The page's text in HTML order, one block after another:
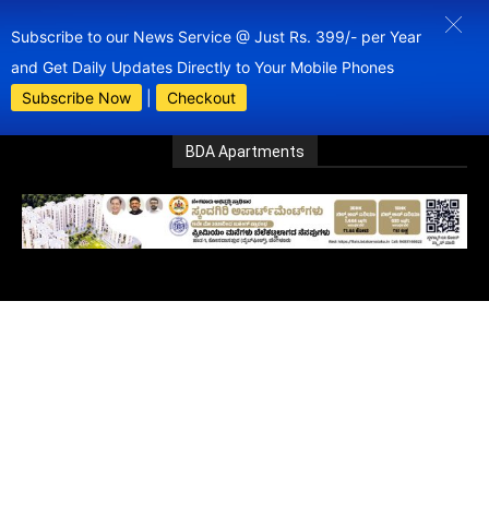
Subscribe to our News Service @ Just Rs. 399/- per Year
and Get Daily Updates Directly to Your Mobile Phones
Subscribe Now
Checkout
BDA Apartments